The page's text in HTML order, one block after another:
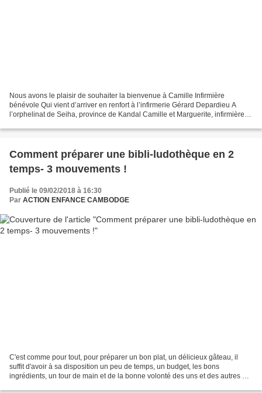
Nous avons le plaisir de souhaiter la bienvenue à Camille Infirmière
bénévole Qui vient d’arriver en renfort à l’infirmerie Gérard Depardieu A
l’orphelinat de Seiha, province de Kandal Camille et Marguerite, infirmière
Comment préparer une bibli-ludothèque en 2
temps- 3 mouvements !
Publié le 09/02/2018 à 16:30
Par ACTION ENFANCE CAMBODGE
C'est comme pour tout, pour préparer un bon plat, un délicieux gâteau, il
suffit d'avoir à sa disposition un peu de temps, un budget, les bons
ingrédients, un tour de main et de la bonne volonté des uns et des autres et